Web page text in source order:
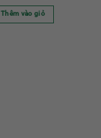
Thêm vào giỏ